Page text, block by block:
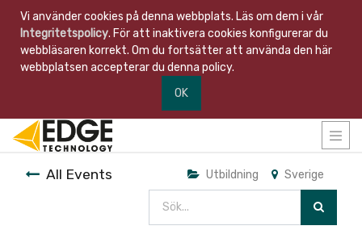
Vi använder cookies på denna webbplats. Läs om dem i vår
Integritetspolicy. För att inaktivera cookies konfigurerar du
webbläsaren korrekt. Om du fortsätter att använda den här
webbplatsen accepterar du denna policy.
OK
All Events Utbildning Sverige